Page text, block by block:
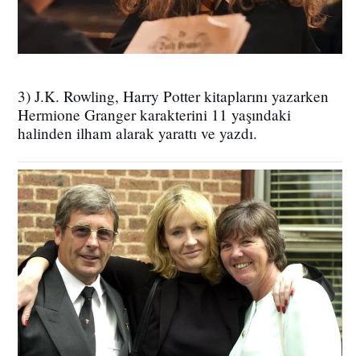
3) J.K. Rowling, Harry Potter kitaplarını yazarken
Hermione Granger karakterini 11 yaşındaki
halinden ilham alarak yarattı ve yazdı.